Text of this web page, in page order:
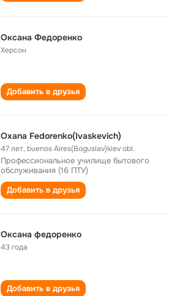
Оксана Федоренко
Херсон
Добавить в друзья
Oxana Fedorenko(Ivaskevich)
47 лет,buenos Aires(Boguslav)kiev obl.
Профессиональное училище бытового
обслуживания (16 ПТУ)
Добавить в друзья
Оксана федоренко
43 года
Добавить в друзья